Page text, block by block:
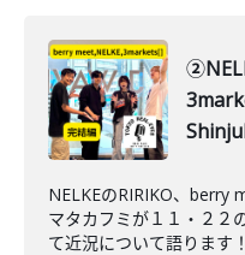
NELKEのRIRIKO、berry
マタカフミが１１・２２
て近況について語ります！